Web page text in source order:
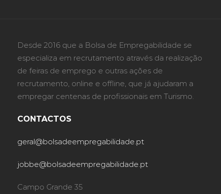
Desde 2016 que a Bolsa de Empregabilidade se
especializa em recrutamento através da realização
de feiras de emprego e outras ações de
recrutamento, online e offline, que já ajudaram a
empregar centenas de profissionais em Turismo.
CONTACTOS
geral@bolsadeempregabilidade.pt
jobbe@bolsadeempregabilidade.pt
Campo Grande 35